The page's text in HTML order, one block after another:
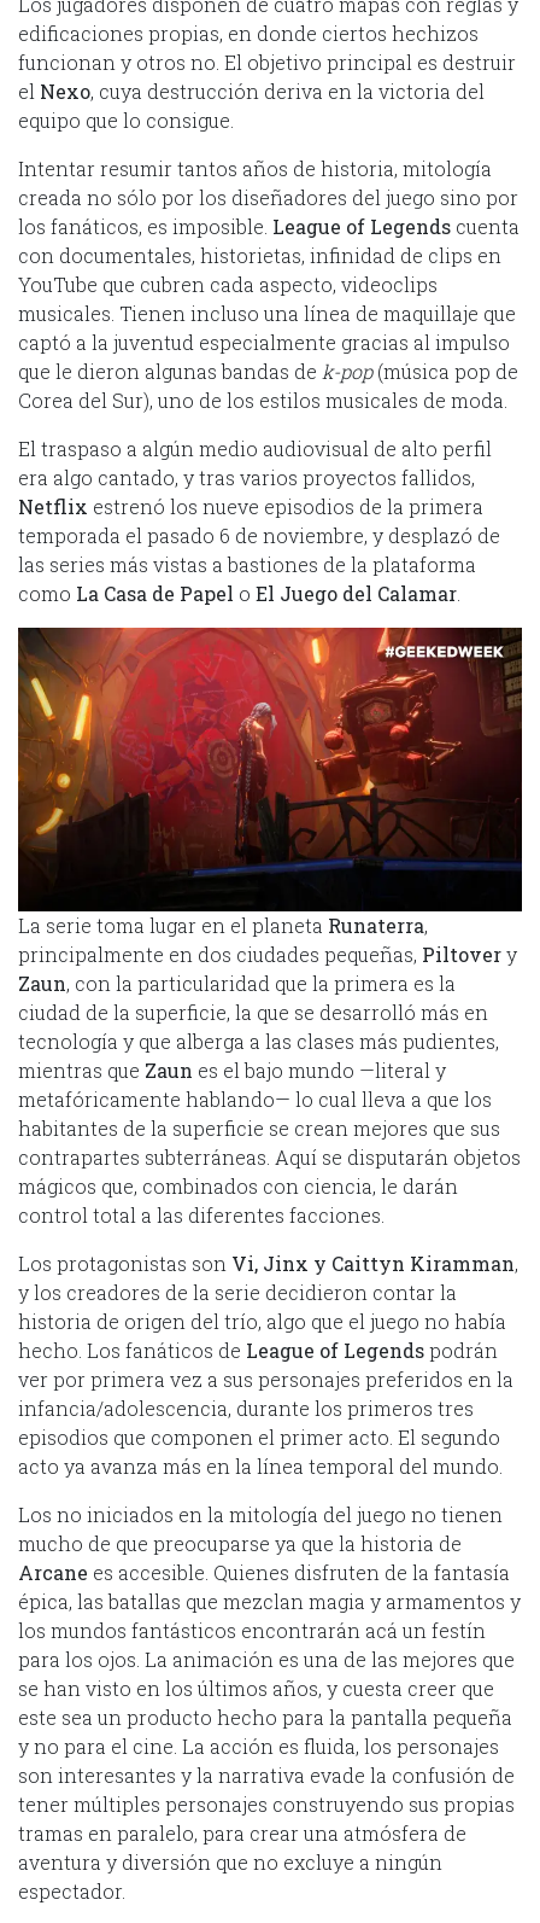
edificaciones propias, en donde ciertos hechizos
funcionan y otros no. El objetivo principal es destruir
el Nexo, cuya destrucción deriva en la victoria del
equipo que lo consigue.
Intentar resumir tantos años de historia, mitología
creada no sólo por los diseñadores del juego sino por
los fanáticos, es imposible. League of Legends cuenta
con documentales, historietas, infinidad de clips en
YouTube que cubren cada aspecto, videoclips
musicales. Tienen incluso una línea de maquillaje que
captó a la juventud especialmente gracias al impulso
que le dieron algunas bandas de k-pop(música pop de
Corea del Sur), uno de los estilos musicales de moda.
El traspaso a algún medio audiovisual de alto perfil
era algo cantado, y tras varios proyectos fallidos,
Netflix estrenó los nueve episodios de la primera
temporada el pasado 6 de noviembre, y desplazó de
las series más vistas a bastiones de la plataforma
como La Casa de Papel o El Juego del Calamar
La serie toma lugar en el planeta Runaterra,
principalmente en dos ciudades pequeñas, Piltovery
Zaun, con la particularidad que la primera es la
ciudad de la superficie, la que se desarrolló más en
tecnología y que alberga a las clases más pudientes,
mientras que Zaun es el bajo mundo —literal y
metafóricamente hablando— lo cual lleva a que los
habitantes de la superficie se crean mejores que sus
contrapartes subterráneas. Aquí se disputarán objetos
mágicos que, combinados con ciencia, le darán
control total a las diferentes facciones.
Los protagonistas son Vi, Jinx y Caittyn Kiramman,
y los creadores de la serie decidieron contar la
historia de origen del trío, algo que el juego no había
hecho. Los fanáticos de League of Legendspodrán
ver por primera vez a sus personajes preferidos en la
infancia/adolescencia, durante los primeros tres
episodios que componen el primer acto. El segundo
acto ya avanza más en la línea temporal del mundo.
Los no iniciados en la mitología del juego no tienen
mucho de que preocuparse ya que la historia de
Arcane es accesible. Quienes disfruten de la fantasía
épica, las batallas que mezclan magia y armamentos y
los mundos fantásticos encontrarán acá un festín
para los ojos. La animación es una de las mejores que
se han visto en los últimos años, y cuesta creer que
este sea un producto hecho para la pantalla pequeña
y no para el cine. La acción es fluida, los personajes
son interesantes y la narrativa evade la confusión de
tener múltiples personajes construyendo sus propias
tramas en paralelo, para crear una atmósfera de
aventura y diversión que no excluye a ningún
espectador.